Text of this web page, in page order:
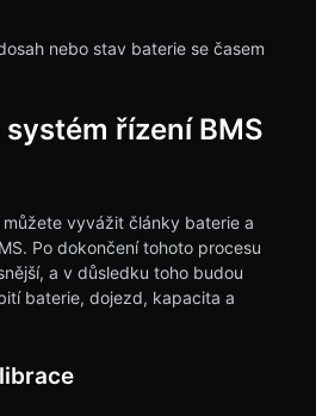
nebo stav baterie se časem
řízení BMS
vyvážit články baterie a
Po dokončení tohoto procesu
a v důsledku toho budou
baterie, dojezd, kapacita a